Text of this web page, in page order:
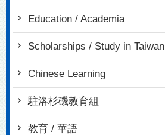
Education / Academia
Scholarships / Study in Taiwan
Chinese Learning
駐洛杉磯教育組
教育 / 華語